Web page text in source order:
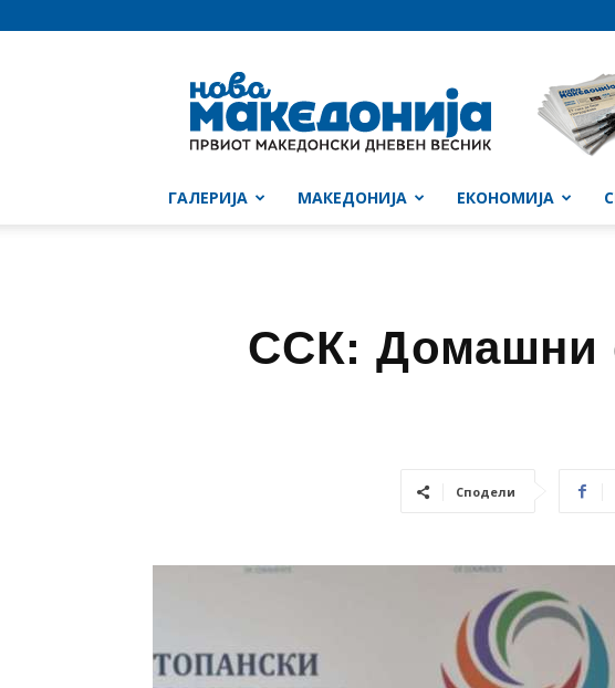
Македонија
ГАЛЕРИЈА МАКЕДОНИЈА ЕКОНОМИЈА
ССК: Домашни
Сподели